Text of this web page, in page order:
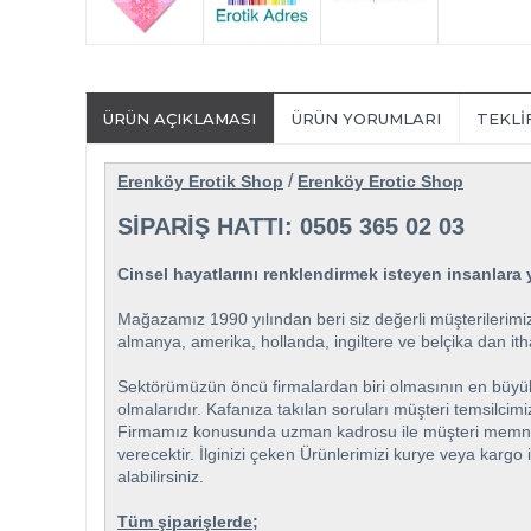
ÜRÜN AÇIKLAMASI ÜRÜN YORUMLARI
Erenköy Erotik Shop / Erenköy Erotic Shop
SİPARİŞ HATTI: 0505 365 02 03
Cinsel hayatlarını renklendirmek isteyen insanlara
Mağazamız 1990 yılından beri siz değerli
almanya, amerika, hollanda, ingiltere ve belçika dan
Sektörümüzün öncü firmalardan biri olmasının en
olmalarıdır. Kafanıza takılan soruları müşteri
Firmamız konusunda uzman kadrosu ile müşteri
verecektir. İlginizi çeken Ürünlerimizi kurye veya kargo
alabilirsiniz.
Tüm şiparişlerde;